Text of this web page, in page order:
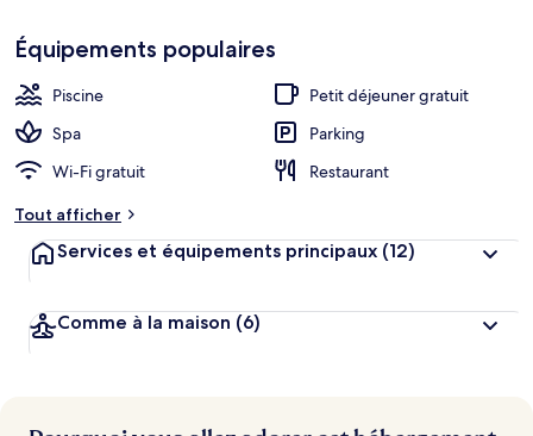
Équipements populaires
Piscine
Petit déjeuner gratuit
Spa
Parking
Wi-Fi gratuit
Restaurant
Tout afficher
Services et équipements principaux (12)
Comme à la maison (6)